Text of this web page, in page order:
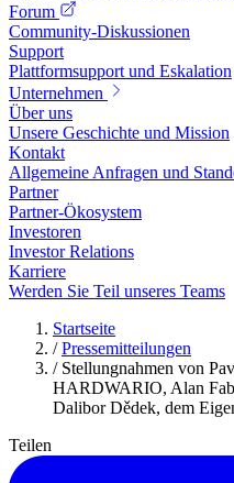
Forum
Community-Diskussionen
Support
Plattformsupport und Eskalation
Unternehmen
Über uns
Unsere Geschichte und Mission
Kontakt
Allgemeine Anfragen und
Partner
Partner-Ökosystem
Investoren
Investor Relations
Karriere
Werden Sie Teil unseres Teams
Startseite
/ Pressemitteilungen
/ Stellungnahmen von
HARDWARIO, Alan
Dalibor Dědek, dem
Teilen